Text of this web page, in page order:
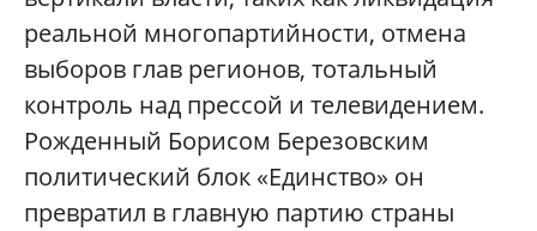
реальной многопартийности, отмена
выборов глав регионов, тотальный
контроль над прессой и телевидением.
Рожденный Борисом Березовским
политический блок «Единство» он
превратил в главную партию страны